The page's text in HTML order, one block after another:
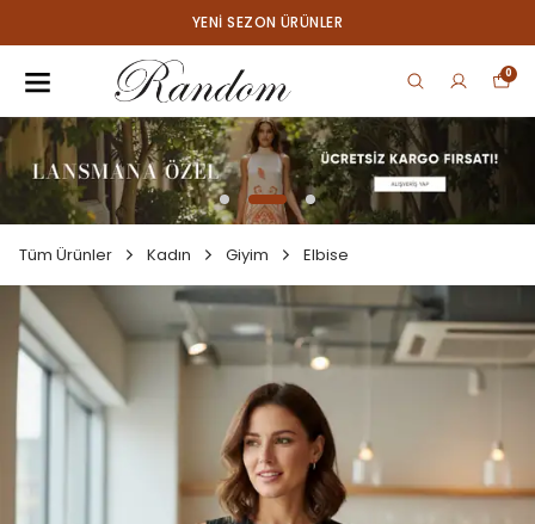
YENI SEZON ÜRÜNLER
0
Tüm Ürünler Kadın Giyim Elbise